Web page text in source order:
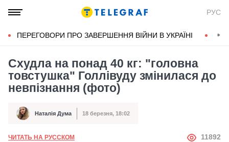
РУС
ПЕРЕГОВОРИ ПРО ЗАВЕРШЕННЯ ВІЙНИ В УКРАЇНІ
Схудла на понад 40 кг: "головна
товстушка" Голлівуду змінилася до
невпізнання (фото)
Автор Наталія Дума
Дата публікації 18 березня, 18:02
ЧИТАТЬ НА РУССКОМ АВТОР
11892